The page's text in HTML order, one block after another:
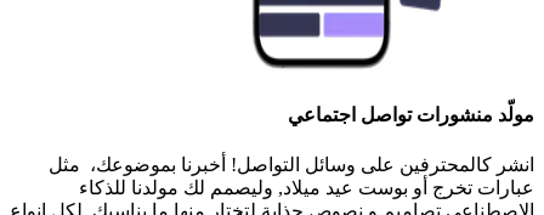
مولّد منشورات تواصل اجتماعي
انشر كالمحترفين على وسائل التواصل! أخبرنا بموضوعك، مثل
عبارات تخرج أو بوست عيد ميلاد, وليصمم لك مولدنا للذكاء
الاصطناعي تصاميم و نصوص جذابة لتختار منها ما يناسبك. لكل انواع